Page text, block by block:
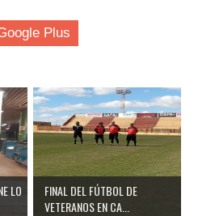
Plus
LO
FINAL DEL FÚTBOL DE
VETERANOS EN CA...